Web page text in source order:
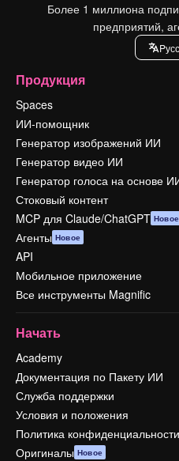
Более 1 миллиона
предприятий,
Продукция
Spaces
ИИ-помощник
Генератор изображений ИИ
Генератор видео ИИ
Генератор голоса на основе
Стоковый контент
MCP для Claude/ChatGPT Новое
Агенты Новое
API
Мобильное приложение
Все инструменты Magnific
Начать
Academy
Документация по Пакету ИИ
Служба поддержки
Условия и положения
Политика конфиденциальности
Оригиналы Новое